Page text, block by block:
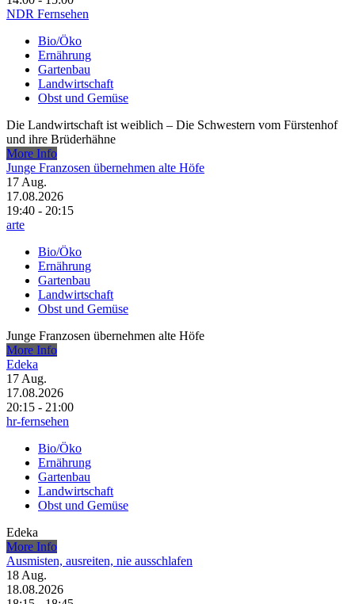
NDR Fernsehen
Bio/Öko
Ernährung
Gartenbau
Landwirtschaft
Obst und Gemüse
Die Landwirtschaft ist weiblich – Die Schwestern vom Fürstenhof
und ihre Brüderhähne
More Info
Junge Franzosen übernehmen alte Höfe
17 Aug.
17.08.2026
19:40 - 20:15
arte
Bio/Öko
Ernährung
Gartenbau
Landwirtschaft
Obst und Gemüse
Junge Franzosen übernehmen alte Höfe
More Info
Edeka
17 Aug.
17.08.2026
20:15 - 21:00
hr-fernsehen
Bio/Öko
Ernährung
Gartenbau
Landwirtschaft
Obst und Gemüse
Edeka
More Info
Ausmisten, ausreiten, nie ausschlafen
18 Aug.
18.08.2026